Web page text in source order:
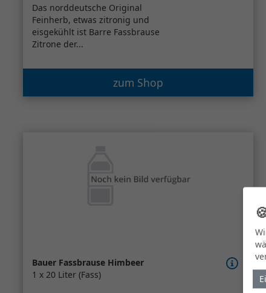
Das norddeutsche Original
Feinherb, etwas zitronig und
eisgekühlt ist Barre Fassbrause
Zitrone der...
zum Shop
Bauer Fassbrause Himbeer
1 x 20 Liter (Fass)